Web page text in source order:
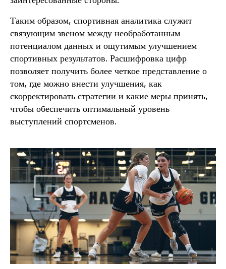
Таким образом, спортивная аналитика служит
связующим звеном между необработанным
потенциалом данных и ощутимым улучшением
спортивных результатов. Расшифровка цифр
позволяет получить более четкое представление о
том, где можно внести улучшения, как
скорректировать стратегии и какие меры принять,
чтобы обеспечить оптимальный уровень
выступлений спортсменов.